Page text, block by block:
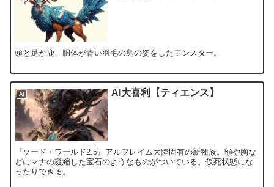
頭と足が鹿、胴体が青い羽毛の鳥の姿をしたモンスター。
AI AI大喜利【ティエンス】
『ソード・ワールド2.5』アルフレイム大陸固有の新種族。額や胸な
どにマナの凝縮した宝石のようなものがついている。仮死状態にな
ったりできる。